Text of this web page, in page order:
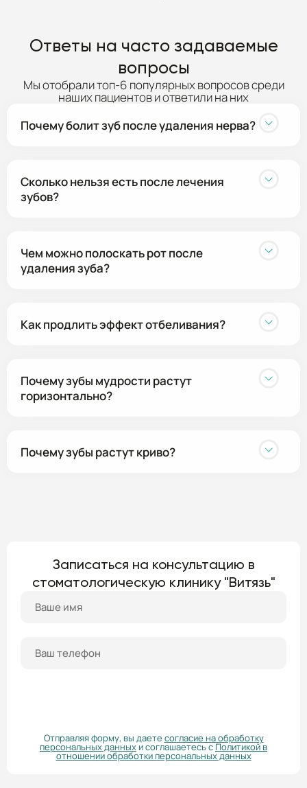
Ответы на часто задаваемые
вопросы
Мы отобрали топ-6 популярных вопросов среди
наших пациентов и ответили на них
Почему болит зуб после удаления нерва?
Сколько нельзя есть после лечения
зубов?
Чем можно полоскать рот после
удаления зуба?
Как продлить эффект отбеливания?
Почему зубы мудрости растут
горизонтально?
Почему зубы растут криво?
Записаться на консультацию в
стоматологическую клинику "Витязь"
Отправляя форму, вы даете согласие на обработку
персональных данныхи соглашаетесь сПолитикой в
отношении обработки персональных данных